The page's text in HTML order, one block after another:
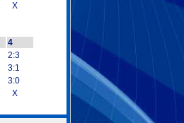
X
4
2:3
3:1
3:0
X